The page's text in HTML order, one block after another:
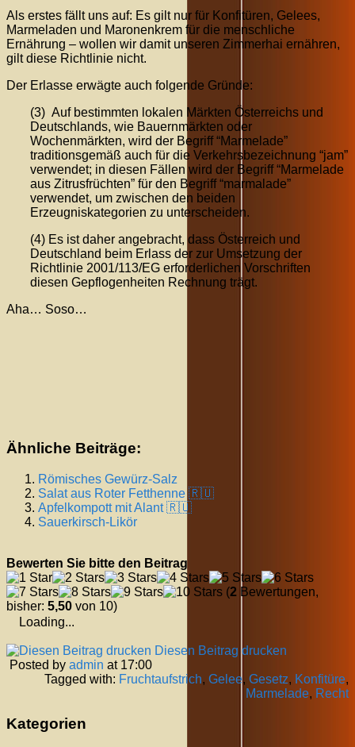
Als erstes fällt uns auf: Es gilt nur für Konfitüren, Gelees,
Marmeladen und Maronenkrem für die menschliche
Ernährung – wollen wir damit unseren Zimmerhai ernähren,
gilt diese Richtlinie nicht.
Der Erlasse erwägte auch folgende Gründe:
(3) Auf bestimmten lokalen Märkten Österreichs und
Deutschlands, wie Bauernmärkten oder
Wochenmärkten, wird der Begriff “Marmelade”
traditionsgemäß auch für die Verkehrsbezeichnung “jam”
verwendet; in diesen Fällen wird der Begriff “Marmelade
aus Zitrusfrüchten” für den Begriff “marmalade”
verwendet, um zwischen den beiden
Erzeugniskategorien zu unterscheiden.
(4) Es ist daher angebracht, dass Österreich und
Deutschland beim Erlass der zur Umsetzung der
Richtlinie 2001/113/EG erforderlichen Vorschriften
diesen Gepflogenheiten Rechnung trägt.
Aha… Soso…
Ähnliche Beiträge:
Römisches Gewürz-Salz
Salat aus Roter Fetthenne 🇷🇺
Apfelkompott mit Alant 🇷🇺
Sauerkirsch-Likör
Bewerten Sie bitte den Beitrag
(2 Bewertungen,
bisher: 5,50 von 10)
Loading...
Diesen Beitrag drucken
Posted by admin at 17:00
Tagged with: Fruchtaufstrich, Gelee, Gesetz, Konfitüre,
Marmelade, Recht
Kategorien